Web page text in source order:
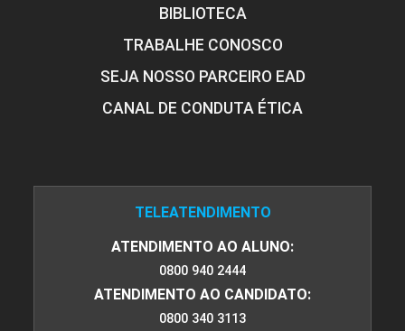
GESTÃO DA MANUTENÇÃO MECÂNICA
GESTÃO DE PROJETOS
45
BIBLIOTECA
TRABALHE CONOSCO
SEJA NOSSO PARCEIRO EAD
CANAL DE CONDUTA ÉTICA
TELEATENDIMENTO
ATENDIMENTO AO ALUNO:
0800 940 2444
ATENDIMENTO AO CANDIDATO:
0800 340 3113